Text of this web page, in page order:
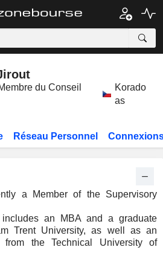
du Conseil
Korado
as
Réseau Personnel
a Member of the Supervisory
an MBA and a graduate
Trent University, as well as an
from the Technical University of